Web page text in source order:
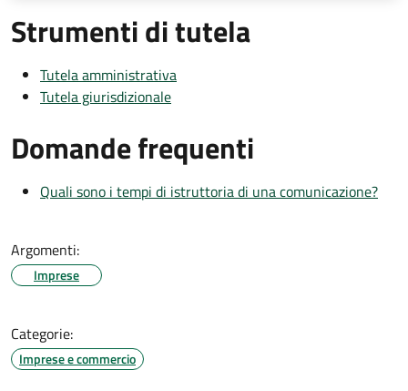
Strumenti di tutela
Tutela amministrativa
Tutela giurisdizionale
Domande frequenti
Quali sono i tempi di istruttoria di una comunicazione?
Argomenti:
Imprese
Categorie:
Imprese e commercio